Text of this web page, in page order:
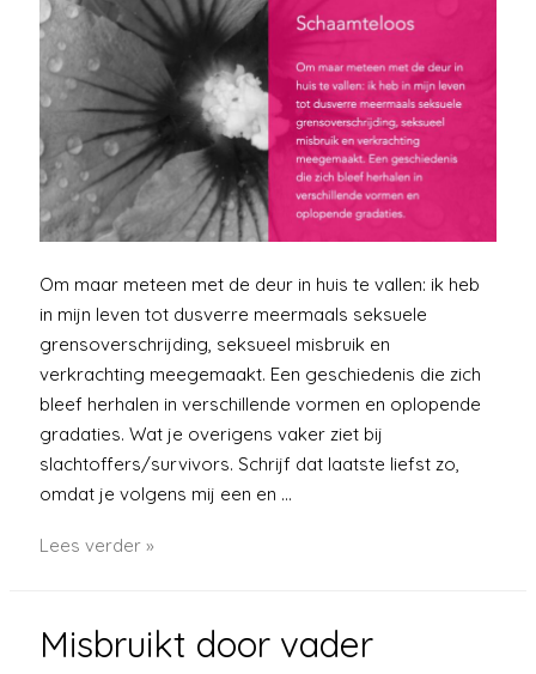
Om maar meteen met de deur in huis te vallen: ik heb
in mijn leven tot dusverre meermaals seksuele
grensoverschrijding, seksueel misbruik en
verkrachting meegemaakt. Een geschiedenis die zich
bleef herhalen in verschillende vormen en oplopende
gradaties. Wat je overigens vaker ziet bij
slachtoffers/survivors. Schrijf dat laatste liefst zo,
omdat je volgens mij een en …
Schaamteloos
Lees verder »
Misbruikt door vader